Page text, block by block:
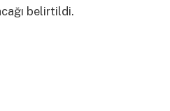
belirtildi.